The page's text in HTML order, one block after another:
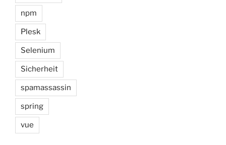
npm
Plesk
Selenium
Sicherheit
spamassassin
spring
vue